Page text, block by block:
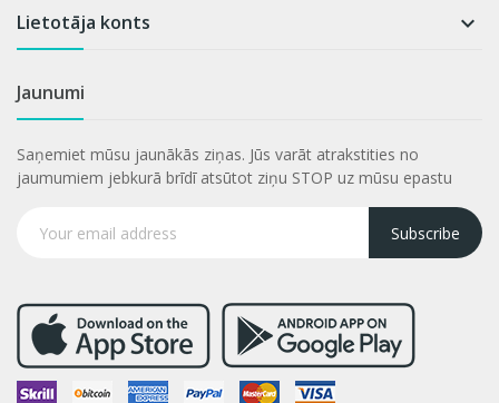
Lietotāja konts 
Jaunumi
Saņemiet mūsu jaunākās ziņas. Jūs varāt atrakstities no
jaumumiem jebkurā brīdī atsūtot ziņu STOP uz mūsu epastu
Subscribe